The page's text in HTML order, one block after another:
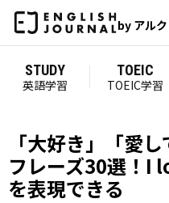
by アルク
STUDY
英語学習
TOEIC
TOEIC学習
「大好き」「愛
フレーズ30選！I
を表現できる